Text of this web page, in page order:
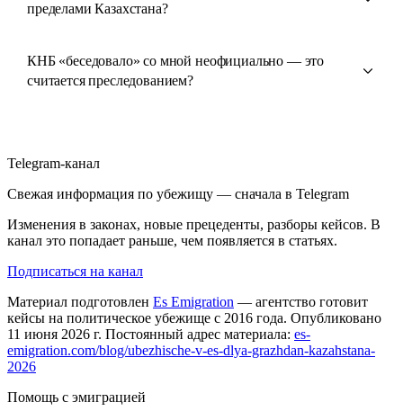
пределами Казахстана?
КНБ «беседовало» со мной неофициально — это
считается преследованием?
Telegram-канал
Свежая информация по убежищу — сначала в Telegram
Изменения в законах, новые прецеденты, разборы кейсов. В
канал это попадает раньше, чем появляется в статьях.
Подписаться на канал
Материал подготовлен Es Emigration — агентство готовит
кейсы на политическое убежище с 2016 года. Опубликовано
11 июня 2026 г. Постоянный адрес материала: es-
emigration.com/blog/ubezhische-v-es-dlya-grazhdan-kazahstana-
2026
Помощь с эмиграцией